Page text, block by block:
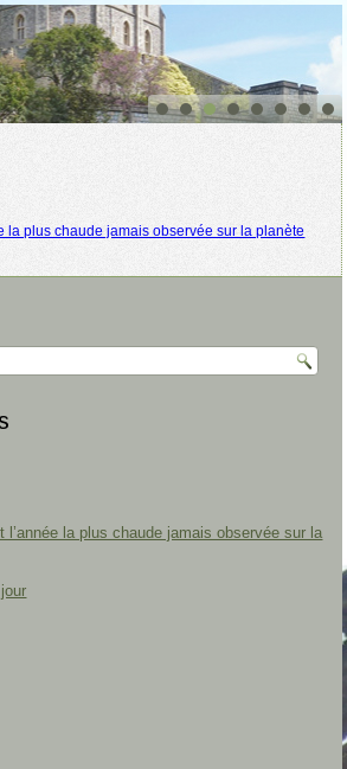
la plus chaude jamais observée sur la planète
l’année la plus chaude jamais observée sur la